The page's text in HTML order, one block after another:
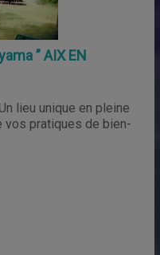
” AIX EN
lieu unique en pleine
vos pratiques de bien-